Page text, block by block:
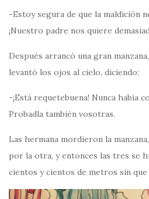
-Estoy segura de que la maldición
¡Nuestro padre nos quiere
Después arrancó una gran
levantó los ojos al cielo, diciendo:
-¡Está requetebuena! Nunca había
Probadla también vosotras.
Las hermana mordieron la
por la otra, y entonces las tres se
cientos y cientos de metros sin que